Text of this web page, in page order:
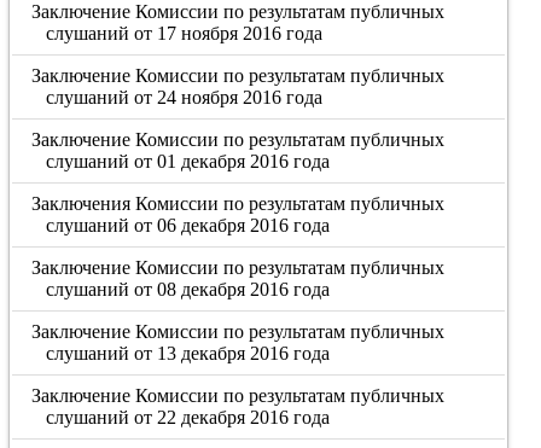
Заключение Комиссии по результатам публичных
слушаний от 17 ноября 2016 года
Заключение Комиссии по результатам публичных
слушаний от 24 ноября 2016 года
Заключение Комиссии по результатам публичных
слушаний от 01 декабря 2016 года
Заключения Комиссии по результатам публичных
слушаний от 06 декабря 2016 года
Заключение Комиссии по результатам публичных
слушаний от 08 декабря 2016 года
Заключение Комиссии по результатам публичных
слушаний от 13 декабря 2016 года
Заключение Комиссии по результатам публичных
слушаний от 22 декабря 2016 года